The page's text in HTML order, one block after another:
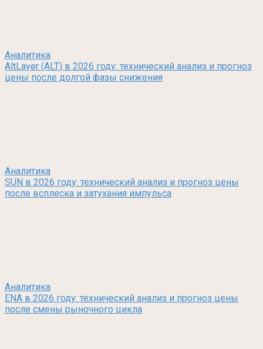
Аналитика
AltLayer (ALT) в 2026 году: технический анализ и прогноз
цены после долгой фазы снижения
Аналитика
SUN в 2026 году: технический анализ и прогноз цены
после всплеска и затухания импульса
Аналитика
ENA в 2026 году: технический анализ и прогноз цены
после смены рыночного цикла